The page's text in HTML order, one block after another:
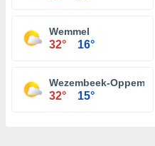
Wemmel
32° 16°
Wezembeek-Oppem
32° 15°